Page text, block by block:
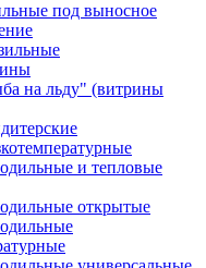
под выносное
на льду" (витрины
и тепловые
открытые